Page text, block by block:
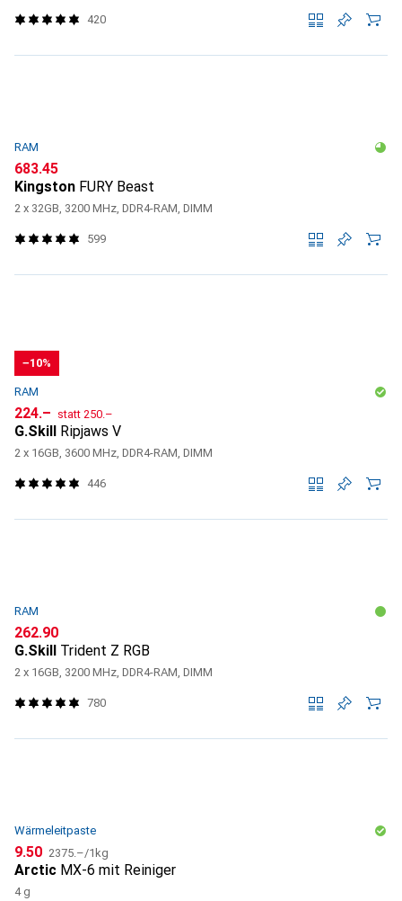
420
RAM
CHF
683.45
Kingston FURY Beast
2 x 32GB, 3200 MHz, DDR4-RAM, DIMM
599
−10%
RAM
CHF
224.– statt CHF
250.–
G.Skill Ripjaws V
2 x 16GB, 3600 MHz, DDR4-RAM, DIMM
446
RAM
CHF
262.90
G.Skill Trident Z RGB
2 x 16GB, 3200 MHz, DDR4-RAM, DIMM
780
Wärmeleitpaste
CHF
9.50 CHF
2375.–/1kg
Arctic MX-6 mit Reiniger
4 g